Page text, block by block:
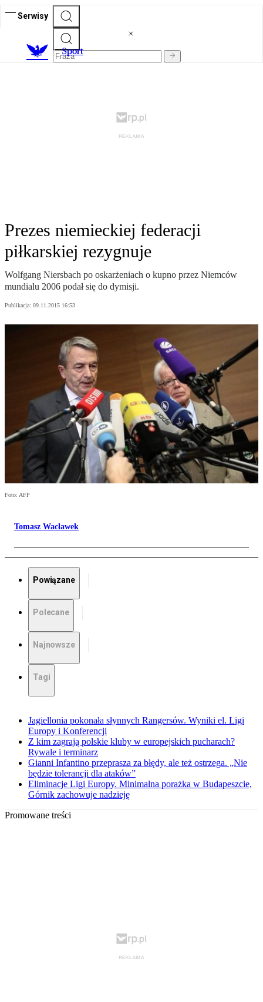
Serwisy
Sport
Prezes niemieckiej federacji
piłkarskiej rezygnuje
Wolfgang Niersbach po oskarżeniach o kupno przez Niemców
mundialu 2006 podał się do dymisji.
Publikacja: 09.11.2015 16:53
Foto: AFP
Tomasz Wacławek
Powiązane
Polecane
Najnowsze
Tagi
Jagiellonia pokonała słynnych Rangersów. Wyniki el. Ligi
Europy i Konferencji
Z kim zagrają polskie kluby w europejskich pucharach?
Rywale i terminarz
Gianni Infantino przeprasza za błędy, ale też ostrzega. „Nie
będzie tolerancji dla ataków”
Eliminacje Ligi Europy. Minimalna porażka w Budapeszcie,
Górnik zachowuje nadzieję
Promowane treści